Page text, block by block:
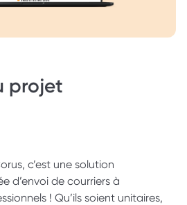
projet
c’est une solution
d’envoi de courriers à
! Qu’ils soient unitaires,